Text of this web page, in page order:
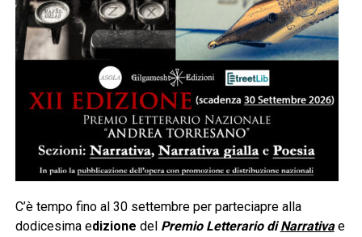
C’è tempo fino al 30 settembre per parteciapre alla
dodicesima edizione del Premio Letterario diNarrativae